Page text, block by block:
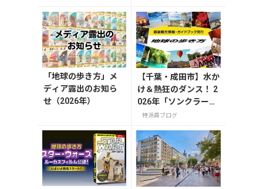
「地球の歩き方」メ
ディア露出のお知ら
せ（2026年）
【千葉・成田市】水か
け＆熱狂のダンス！ 2
026年「ソンクラーン
祭り」で本場タイを味
特派員ブログ